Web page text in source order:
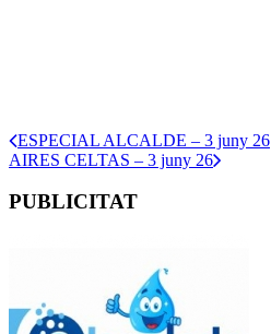
ESPECIAL ALCALDE – 3 juny 26
AIRES CELTAS – 3 juny 26
PUBLICITAT